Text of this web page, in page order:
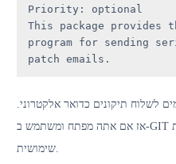
Priority: optional
This package provides
program for sending
patch emails.
לשלוח תיקונים כדואר אלקטרוני.
אז אם אתה מפתח ומשתמש ב-GIT באופן פעיל החבילה הזו עשויה להיות